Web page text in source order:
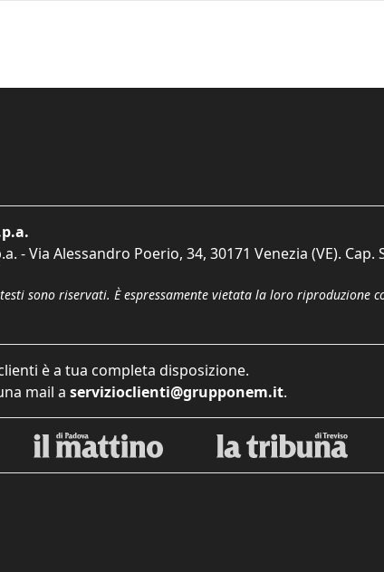
- Via Alessandro Poerio, 34, 30171 Venezia (VE). Cap.
sono riservati. È espressamente vietata la loro riproduzione
è a tua completa disposizione.
mail a servizioclienti@grupponem.it.